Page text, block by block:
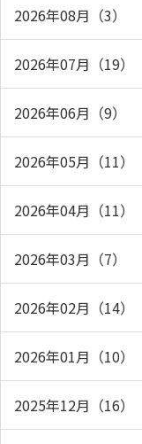
2026年08月（3）
2026年07月（19）
2026年06月（9）
2026年05月（11）
2026年04月（11）
2026年03月（7）
2026年02月（14）
2026年01月（10）
2025年12月（16）